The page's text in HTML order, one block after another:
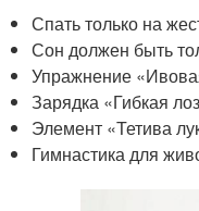
Спать только на
Сон должен быть
Упражнение
Зарядка «Гибкая
Элемент «Тетива
Гимнастика для